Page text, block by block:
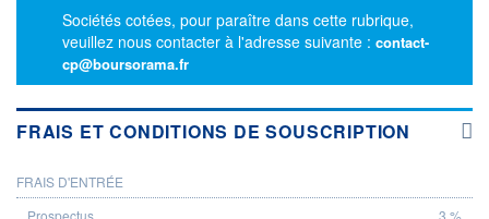
Sociétés cotées, pour paraître dans cette rubrique,
veuillez nous contacter à l'adresse suivante : contact-
cp@boursorama.fr
FRAIS ET CONDITIONS DE SOUSCRIPTION
PROSPECTUS
FRAIS D'ENTRÉE
3 %